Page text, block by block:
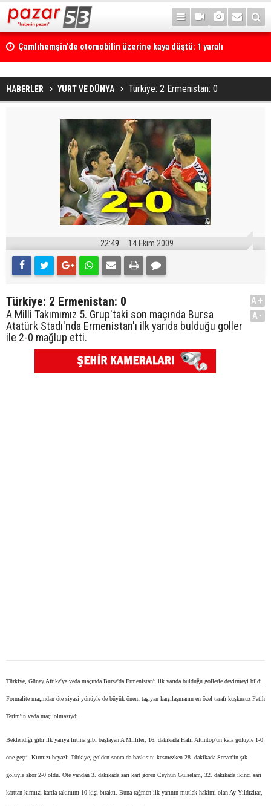
Çamlıhemşin'de otomobilin üzerine kaya düştü: 1 yaralı
HABERLER YURT VE DÜNYA Türkiye: 2 Ermenistan: 0
22:49 14 Ekim 2009
Türkiye: 2 Ermenistan: 0
A Milli Takımımız 5. Grup'taki son maçında Bursa
Atatürk Stadı'nda Ermenistan'ı ilk yarıda bulduğu goller
ile 2-0 mağlup etti.
A+
A-
Türkiye, Güney Afrika'ya veda maçında Bursa'da Ermenistan'ı ilk yarıda bulduğu gollerle devirmeyi bildi.
Formalite maçından öte siyasi yönüyle de büyük önem taşıyan karşılaşmanın en özel tarafı kuşkusuz Fatih
Terim'in veda maçı olmasıydı.
Beklendiği gibi ilk yarıya fırtına gibi başlayan A Milliler, 16. dakikada Halil Altıntop'un kafa golüyle 1-0
öne geçti. Kırmızı beyazlı Türkiye, golden sonra da baskısını kesmezken 28. dakikada Servet'in şık
golüyle skor 2-0 oldu. Öte yandan 3. dakikada sarı kart gören Ceyhun Gülselam, 32. dakikada ikinci sarı
karttan kırmızı kartla takımını 10 kişi bıraktı. Buna rağmen ilk yarının mutlak hakimi olan Ay Yıldızlıar,